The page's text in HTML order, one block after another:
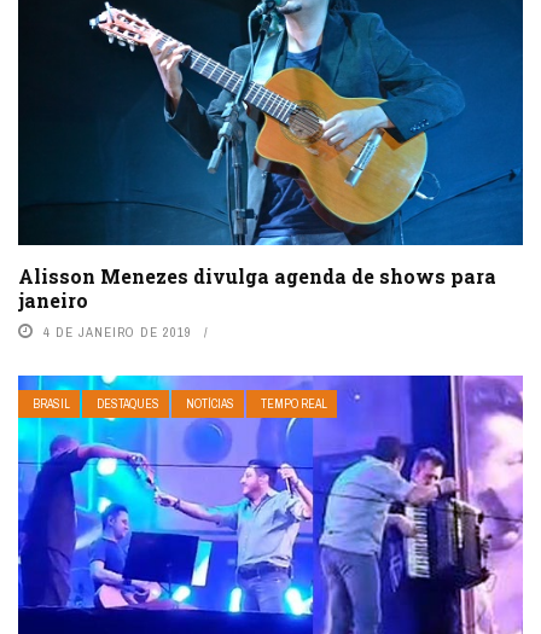
Alisson Menezes divulga agenda de shows para
janeiro
4 DE JANEIRO DE 2019
BRASIL DESTAQUES NOTÍCIAS TEMPO REAL